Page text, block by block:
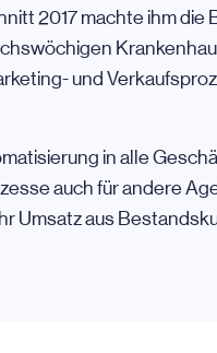
2017 machte ihm
und
in alle
auch für andere
Umsatz aus